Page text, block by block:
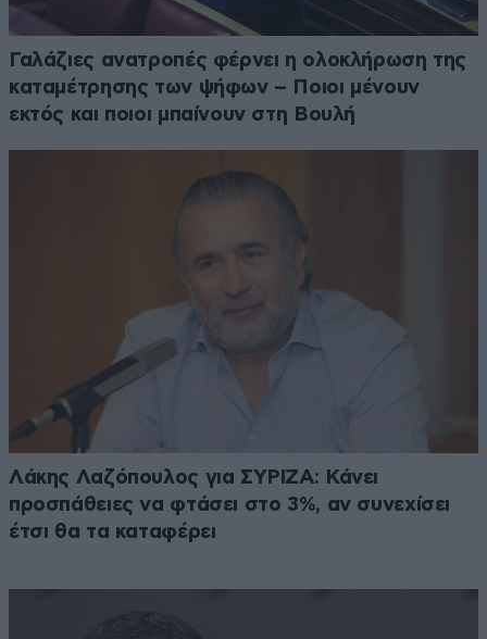
Γαλάζιες ανατροπές φέρνει η ολοκλήρωση της
καταμέτρησης των ψήφων – Ποιοι μένουν
εκτός και ποιοι μπαίνουν στη Βουλή
Λάκης Λαζόπουλος για ΣΥΡΙΖΑ: Κάνει
προσπάθειες να φτάσει στο 3%, αν συνεχίσει
έτσι θα τα καταφέρει